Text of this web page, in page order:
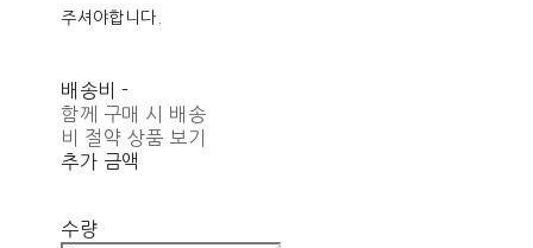
주셔야합니다.
배송비 -
함께 구매 시 배송
비 절약 상품 보기
추가 금액
수량